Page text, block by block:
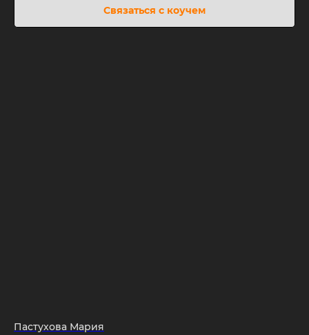
Связаться с коучем
Пастухова Мария